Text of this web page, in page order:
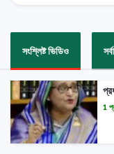
সংশ্লিষ্ট ভিডিও
1